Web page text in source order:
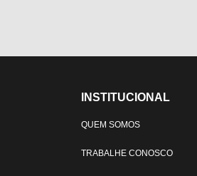
INSTITUCIONAL
QUEM SOMOS
TRABALHE CONOSCO